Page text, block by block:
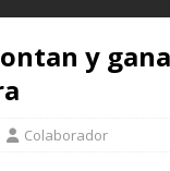
y
Colaborador